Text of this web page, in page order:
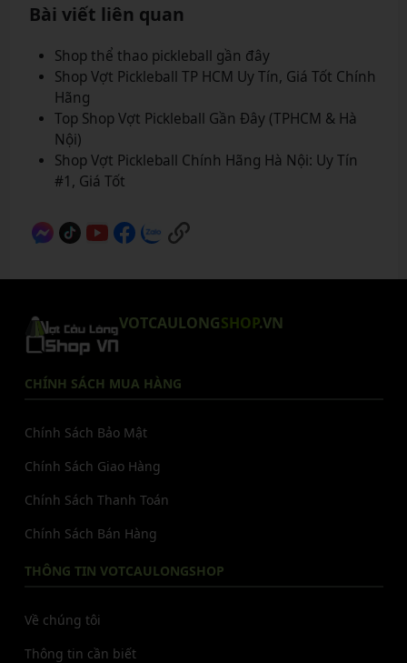
Bài viết liên quan
Shop thể thao pickleball gần đây
Shop Vợt Pickleball TP HCM Uy Tín, Giá Tốt Chính
Hãng
Top Shop Vợt Pickleball Gần Đây (TPHCM & Hà
Nội)
Shop Vợt Pickleball Chính Hãng Hà Nội: Uy Tín
#1, Giá Tốt
VOTCAULONGSHOP.VN
CHÍNH SÁCH MUA HÀNG
Chính Sách Bảo Mật
Chính Sách Giao Hàng
Chính Sách Thanh Toán
Chính Sách Bán Hàng
THÔNG TIN VOTCAULONGSHOP
Về chúng tôi
Thông tin cần biết